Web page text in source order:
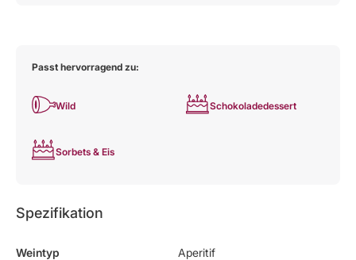
Passt hervorragend zu:
Wild Schokoladedessert
Sorbets & Eis
Spezifikation
Weintyp Aperitif